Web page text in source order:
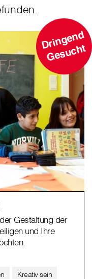
D
ri
n
g
e
n
d
G
e
s
u
c
ht
Gestaltung der
und Ihre
Kreativ sein